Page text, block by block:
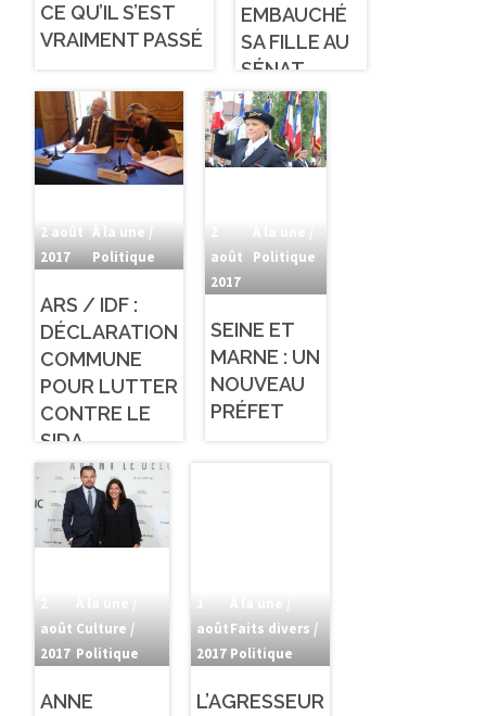
CE QU’IL S’EST
VRAIMENT PASSÉ
EMBAUCHÉ
SA FILLE AU
SÉNAT…
LORSQUE
CELLE-CI
VIVAIT À
2 août
2017
À la une /
Politique
ARS / IDF :
DÉCLARATION
COMMUNE
POUR LUTTER
CONTRE LE
SIDA.
août
2017
Politique
SEINE ET
MARNE : UN
NOUVEAU
PRÉFET
août
2017
Culture /
Politique
ANNE
août
2017
Faits divers /
Politique
L’AGRESSEUR